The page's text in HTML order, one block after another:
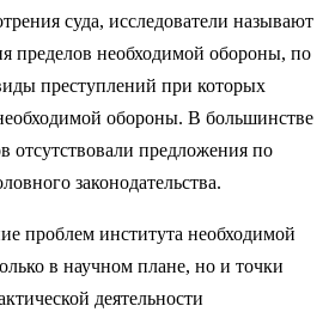
суда, исследователи называют
пределов необходимой обороны, по
преступлений при которых
обороны. В большинстве
отсутствовали предложения по
законодательства.
проблем института необходимой
в научном плане, но и точки
деятельности